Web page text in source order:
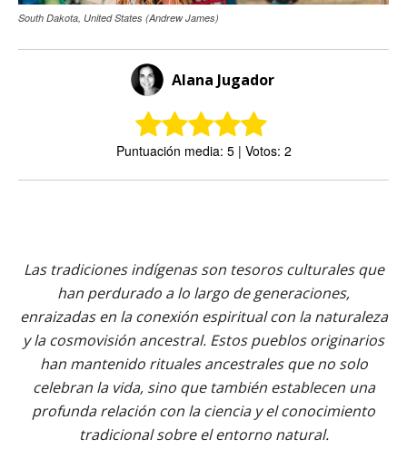
South Dakota, United States (Andrew James)
Alana Jugador
Puntuación media: 5 | Votos: 2
Las tradiciones indígenas son tesoros culturales que
han perdurado a lo largo de generaciones,
enraizadas en la conexión espiritual con la naturaleza
y la cosmovisión ancestral. Estos pueblos originarios
han mantenido rituales ancestrales que no solo
celebran la vida, sino que también establecen una
profunda relación con la ciencia y el conocimiento
tradicional sobre el entorno natural.